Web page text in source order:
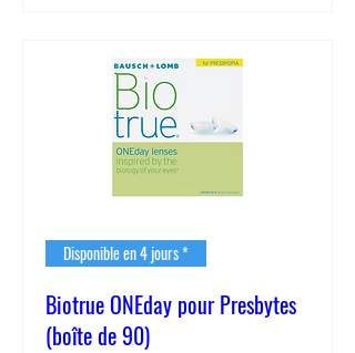
Disponible en 4 jours *
Biotrue ONEday pour Presbytes
(boîte de 90)